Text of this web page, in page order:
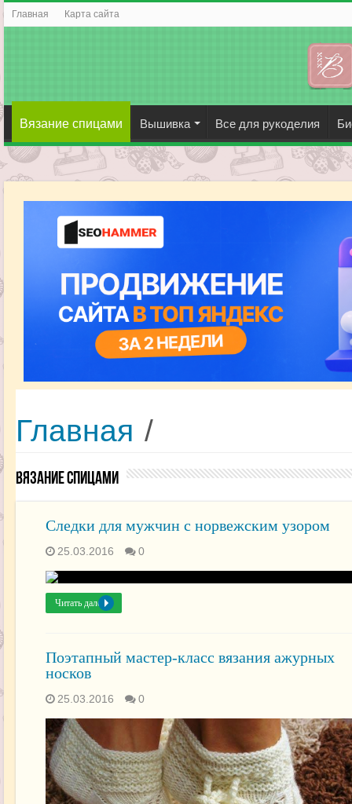
Главная Карта сайта
Вязание спицами Вышивка Все для рукоделия
Главная /
Вязание спицами
Следки для мужчин с норвежским узором
25.03.2016 0
Читать далее »
Поэтапный мастер-класс вязания ажурных
носков
25.03.2016 0